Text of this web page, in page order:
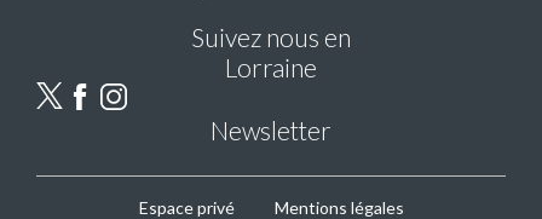
Suivez nous en
Lorraine
Newsletter
Espace privé Mentions légales